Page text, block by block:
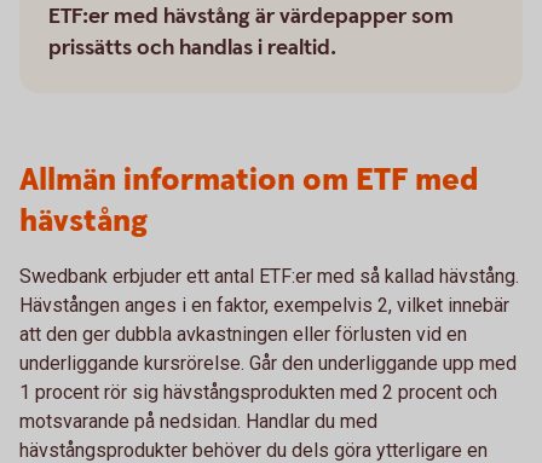
ETF:er med hävstång är värdepapper som
prissätts och handlas i realtid.
Allmän information om ETF med
hävstång
Swedbank erbjuder ett antal ETF:er med så kallad hävstång.
Hävstången anges i en faktor, exempelvis 2, vilket innebär
att den ger dubbla avkastningen eller förlusten vid en
underliggande kursrörelse. Går den underliggande upp med
1 procent rör sig hävstångsprodukten med 2 procent och
motsvarande på nedsidan. Handlar du med
hävstångsprodukter behöver du dels göra ytterligare en